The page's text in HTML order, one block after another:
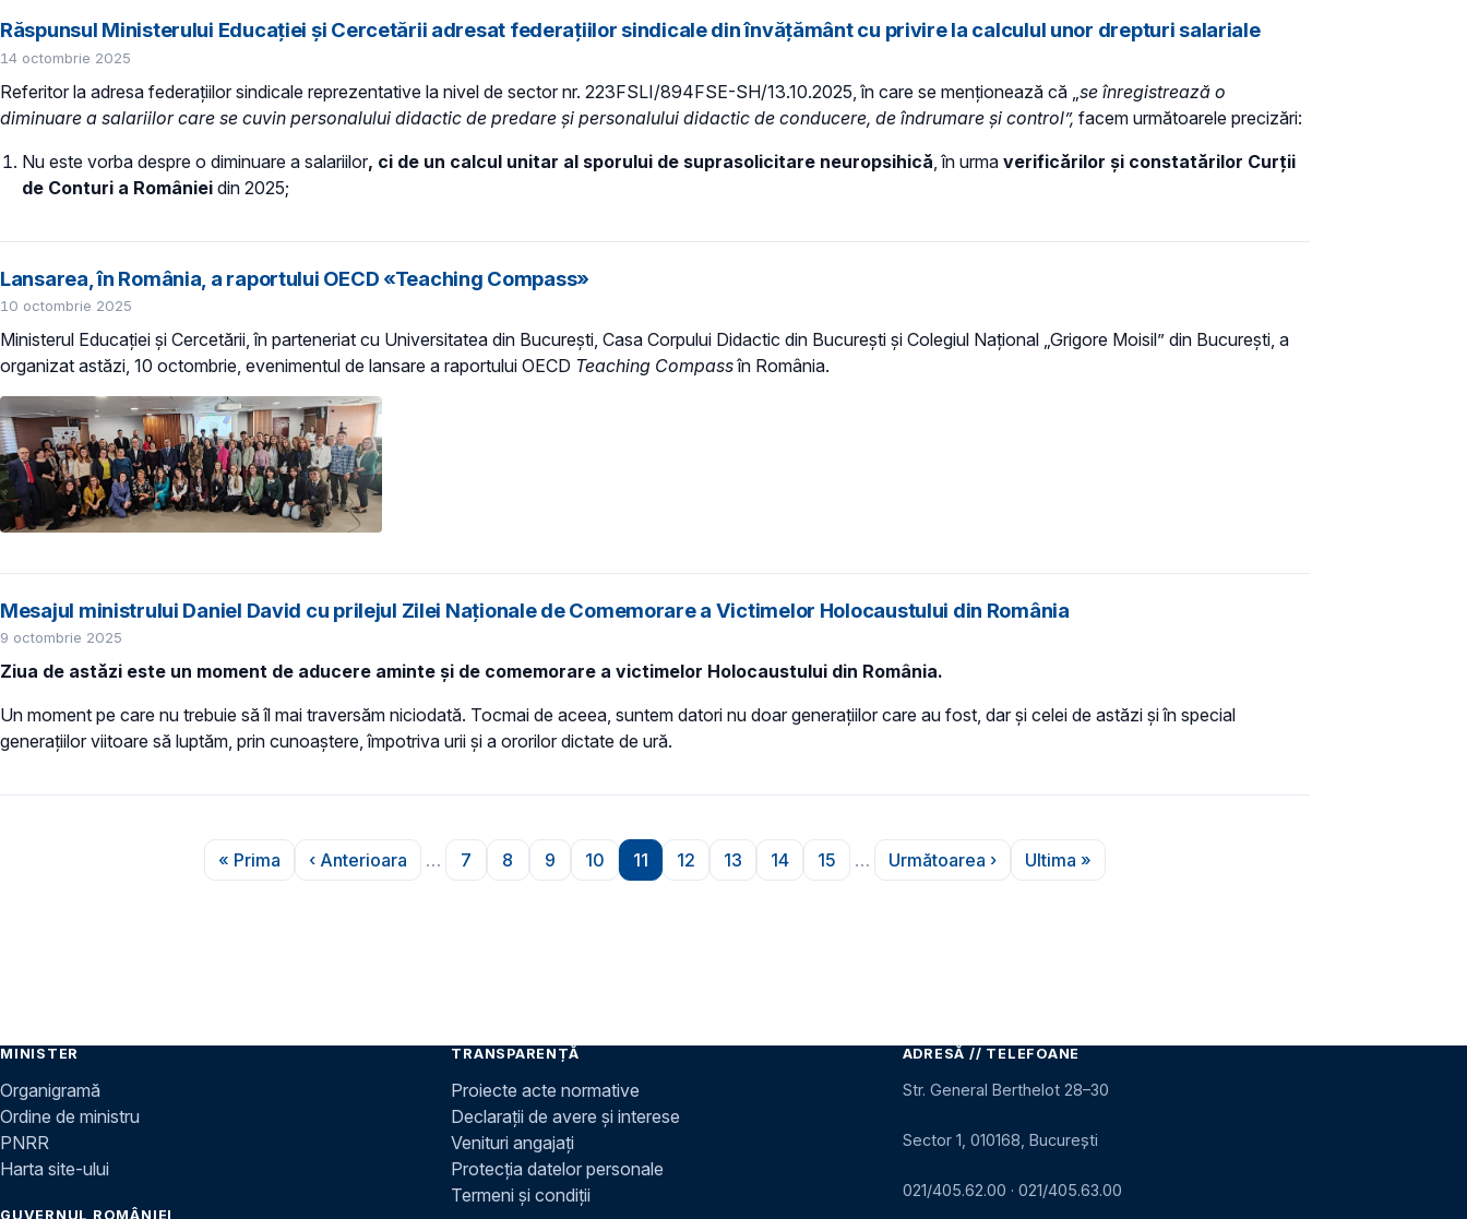
Răspunsul Ministerului Educației și Cercetării adresat federațiilor sindicale din învățământ cu privire la calculul unor drepturi salariale
14 octombrie 2025
Referitor la adresa federațiilor sindicale reprezentative la nivel de sector nr. 223FSLI/894FSE-SH/13.10.2025, în care se menționează că „se înregistrează o
diminuare a salariilor care se cuvin personalului didactic de predare și personalului didactic de conducere, de îndrumare și control”, facem următoarele precizări:
Nu este vorba despre o diminuare a salariilor, ci de un calcul unitar al sporului de suprasolicitare neuropsihică, în urma verificărilor și constatărilor Curții
de Conturi a României din 2025;
Lansarea, în România, a raportului OECD «Teaching Compass»
10 octombrie 2025
Ministerul Educației și Cercetării, în parteneriat cu Universitatea din București, Casa Corpului Didactic din București și Colegiul Național „Grigore Moisil” din București, a
organizat astăzi, 10 octombrie, evenimentul de lansare a raportului OECD Teaching Compassîn România.
Mesajul ministrului Daniel David cu prilejul Zilei Naționale de Comemorare a Victimelor Holocaustului din România
9 octombrie 2025
Ziua de astăzi este un moment de aducere aminte și de comemorare a victimelor Holocaustului din România.
Un moment pe care nu trebuie să îl mai traversăm niciodată. Tocmai de aceea, suntem datori nu doar generațiilor care au fost, dar și celei de astăzi și în special
generațiilor viitoare să luptăm, prin cunoaștere, împotriva urii și a ororilor dictate de ură.
Prima pagină
« Prima
Pagina anterioară
‹ Anterioara …
Pagina
7
Pagina
8
Pagina
9
Pagina
10
Pagina
11
Pagina
12
Pagina
13
Pagina
14
Pagina
15 …
Pagina următoare
Următoarea ›
Ultima pagină
Ultima »
MINISTER
Organigramă
Ordine de ministru
PNRR
Harta site-ului
GUVERNUL ROMÂNIEI
TRANSPARENȚĂ
Proiecte acte normative
Declarații de avere și interese
Venituri angajați
Protecția datelor personale
Termeni și condiții
ADRESĂ // TELEFOANE
Str. General Berthelot 28–30
Sector 1, 010168, București
021/405.62.00 · 021/405.63.00